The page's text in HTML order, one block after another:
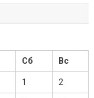
Сб Вс
1 2